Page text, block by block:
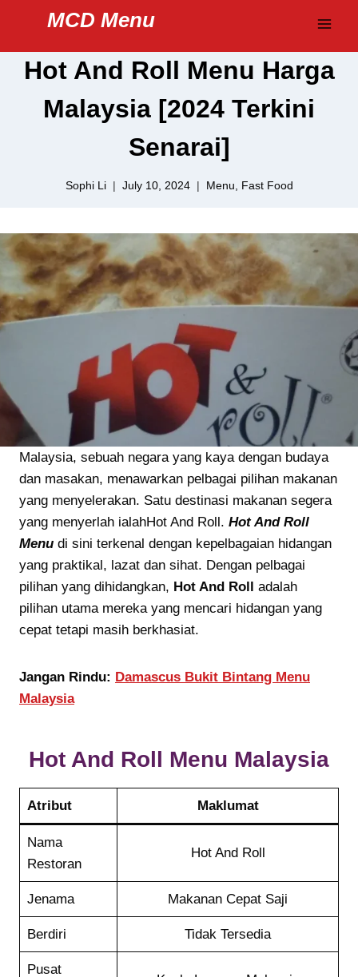
content
MCD Menu
Hot And Roll Menu Harga
Malaysia [2024 Terkini
Senarai]
Sophi Li July 10, 2024 Menu Fast Food
Malaysia, sebuah negara yang kaya dengan budaya
dan masakan, menawarkan pelbagai pilihan makanan
yang menyelerakan. Satu destinasi makanan segera
yang menyerlah ialahHot And Roll. Hot And Roll
Menu di sini terkenal dengan kepelbagaian hidangan
yang praktikal, lazat dan sihat. Dengan pelbagai
pilihan yang dihidangkan, Hot And Roll adalah
pilihan utama mereka yang mencari hidangan yang
cepat tetapi masih berkhasiat.
Jangan Rindu: Damascus Bukit Bintang Menu
Malaysia
Hot And Roll Menu Malaysia
Atribut Maklumat
Nama
Restoran
Hot And Roll
Jenama Makanan Cepat Saji
Berdiri Tidak Tersedia
Pusat